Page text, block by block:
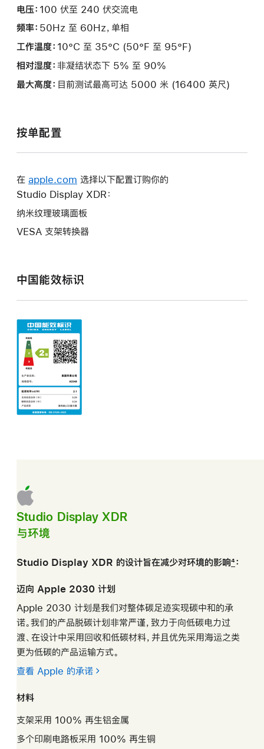
电压： 100 伏至 240 伏交流电
频率： 50Hz 至 60Hz，单相
工作温度： 10°C 至 35°C (50°F 至 95°F)
相对湿度： 非凝结状态下 5% 至 90%
最大高度： 目前测试最高可达 5000 米 (16400 英尺)
按单配置
在 apple.com 选择以下配置订购你的
Studio Display XDR：
纳米纹理玻璃面板
VESA 支架转换器
中国能效标识
Studio Display XDR
与环境
Studio Display XDR 的设计旨在减少对环境的影响4：
迈向 Apple 2030 计划
Apple 2030 计划是我们对整体碳足迹实现碳中和的承
诺。我们的产品脱碳计划非常严谨，致力于向低碳电力过
渡、在设计中采用回收和低碳材料，并且优先采用海运之类
更为低碳的产品运输方式。
查看 Apple 的承诺
材料
支架采用 100% 再生铝金属
多个印刷电路板采用 100% 再生铜